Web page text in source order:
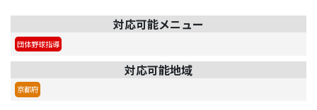
対応可能メニュー
団体野球指導
対応可能地域
京都府